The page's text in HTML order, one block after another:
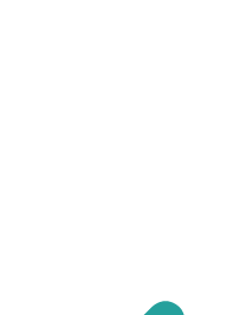
pa que te copies